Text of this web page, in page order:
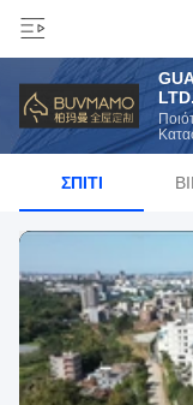
LTD.
ΣΠΊΤΙ